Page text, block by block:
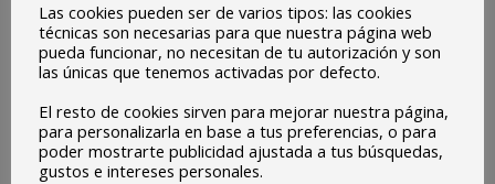
Las cookies pueden ser de varios tipos: las cookies
técnicas son necesarias para que nuestra página web
pueda funcionar, no necesitan de tu autorización y son
las únicas que tenemos activadas por defecto.
El resto de cookies sirven para mejorar nuestra página,
para personalizarla en base a tus preferencias, o para
poder mostrarte publicidad ajustada a tus búsquedas,
gustos e intereses personales.